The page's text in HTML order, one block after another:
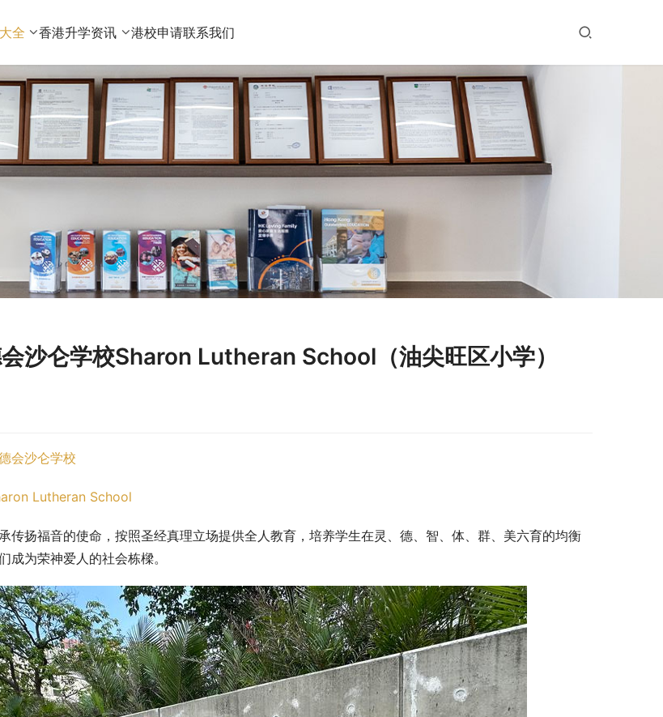
全 香港升学资讯 港校申请联系我们
沙仑学校Sharon Lutheran School（油尖旺区小学）
会沙仑学校
Lutheran School
传扬福音的使命，按照圣经真理立场提供全人教育，培养学生在灵、德、智、体、群、美六育的均衡
成为荣神爱人的社会栋樑。